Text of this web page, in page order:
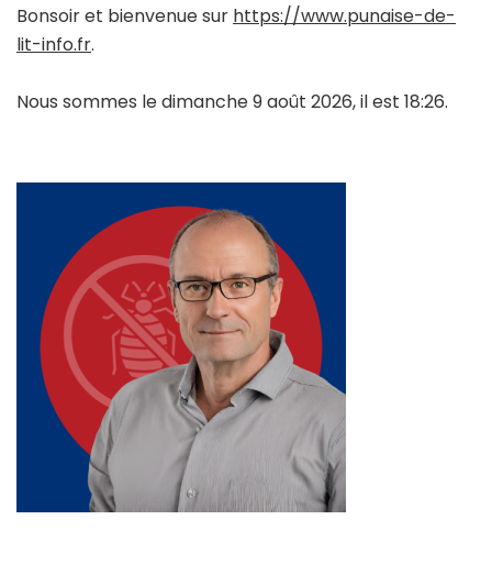
Bonsoir et bienvenue sur https://www.punaise-de-
lit-info.fr.
Nous sommes le dimanche 9 août 2026, il est 18:26.